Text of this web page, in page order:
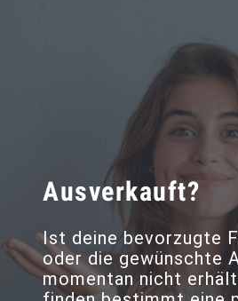
Ausverkauft?
Ist deine bevorzugte
oder die gewünschte
momentan nicht